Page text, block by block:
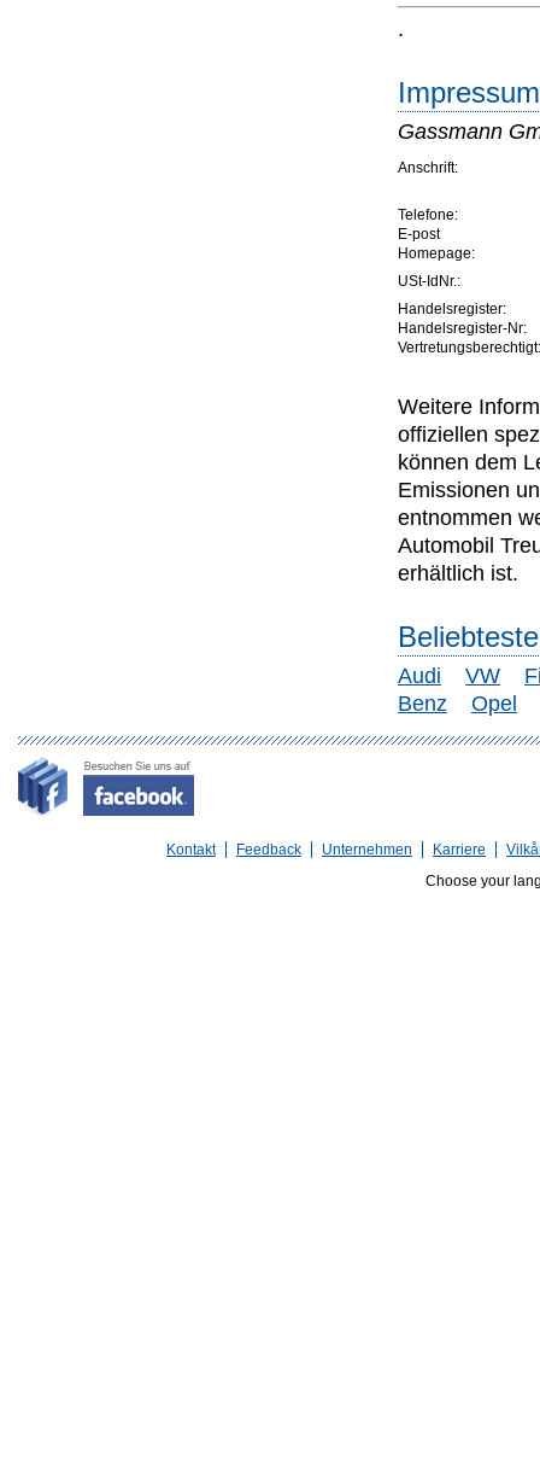
.
Gassmann
Anschrift:
Telefone:
E-post
Homepage:
USt-IdNr.:
Handelsregister:
Handelsregister-Nr:
Vertretungsberechtigt:
Weitere
offiziellen
können dem
Emissionen
entnommen
Automobil
erhältlich ist.
Audi VW
Benz
Opel
Kontakt Feedback Unternehmen Karriere
Choose your